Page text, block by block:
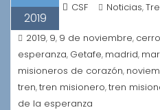
2019
CSF Noticias,
2019, 9, 9 de noviembre, cerro
esperanza, Getafe, madrid,
misioneros de corazón,
tren,tren misionero,tren
de la esperanza